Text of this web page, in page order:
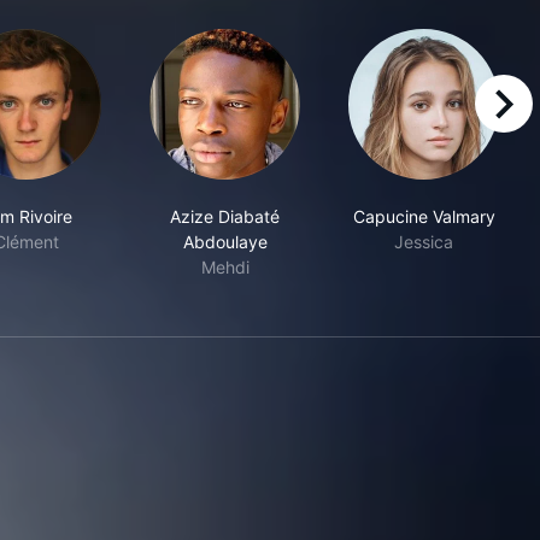
Rivoire
Azize Diabaté
Abdoulaye
Mehdi
Capucine Valmary
Jessica
right